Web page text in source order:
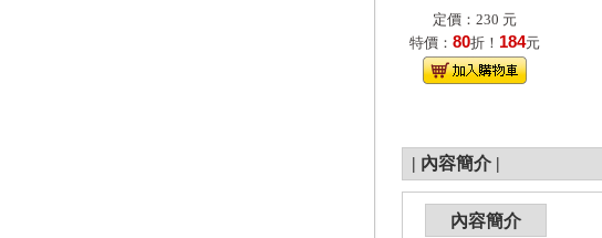
定價：230 元
特價： 80折！ 184元
| 內容簡介 |
內容簡介